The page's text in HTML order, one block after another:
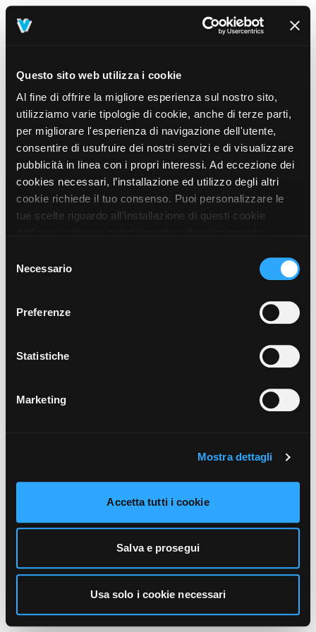
Questo sito web utilizza i cookie
Al fine di offrire la migliore esperienza sul nostro sito,
utilizziamo varie tipologie di cookie, anche di terze parti,
per migliorare l'esperienza di navigazione dell'utente,
consentire di usufruire dei nostri servizi e di visualizzare
pubblicità in linea con i propri interessi. Ad eccezione dei
cookies necessari, l’installazione ed utilizzo degli altri
cookie richiede il tuo consenso. Puoi personalizzare le
tue scelte riguardo all’installazione di questi cookie
prosegui” o decidere di accettare tutti i cookie, cliccando
sul pulsante “Accetta tutti i cookie”. Cliccando sul tasto
unicamente i cookie necessari alla navigazione. Per
funzionamento, puoi prendere visione dell’informativa
cliccando qui.
delNecessario
Preferenze
Statistiche
Marketing
Mostra dettagli
Accetta tutti i cookie
Salva e prosegui
Usa solo i cookie necessari
404